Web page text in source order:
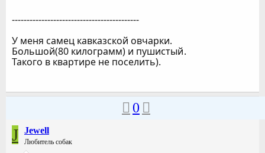
-------------------------------------------
У меня самец кавказской овчарки.
Большой(80 килограмм) и пушистый.
Такого в квартире не поселить).
0
J Jewell
Любитель собак